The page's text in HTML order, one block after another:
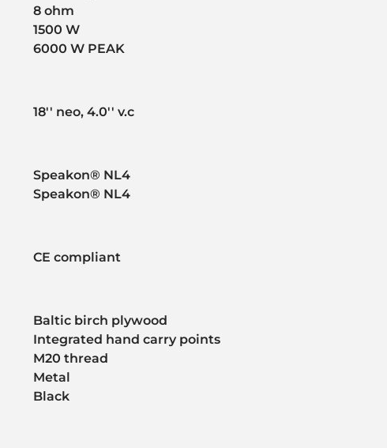
8 ohm
1500 W
6000 W PEAK
18'' neo, 4.0'' v.c
Speakon® NL4
Speakon® NL4
CE compliant
Baltic birch plywood
Integrated hand carry points
M20 thread
Metal
Black